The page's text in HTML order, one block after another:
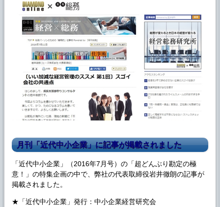
月刊「近代中小企業」に記事が掲載されました
「近代中小企業」（2016年7月号）の「超どんぶり勘定の極
意！」の特集企画の中で、弊社の代表取締役岩井徹朗の記事が
掲載されました。
★「近代中小企業」発行：中小企業経営研究会